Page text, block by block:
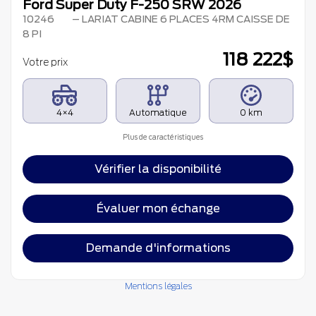
Ford Super Duty F-250 SRW 2026
10246
– LARIAT CABINE 6 PLACES 4RM CAISSE DE
8 PI
Votre prix 118 222$
4×4 Automatique 0 km
Plus de caractéristiques
Vérifier la disponibilité
Évaluer mon échange
Demande d'informations
Mentions légales